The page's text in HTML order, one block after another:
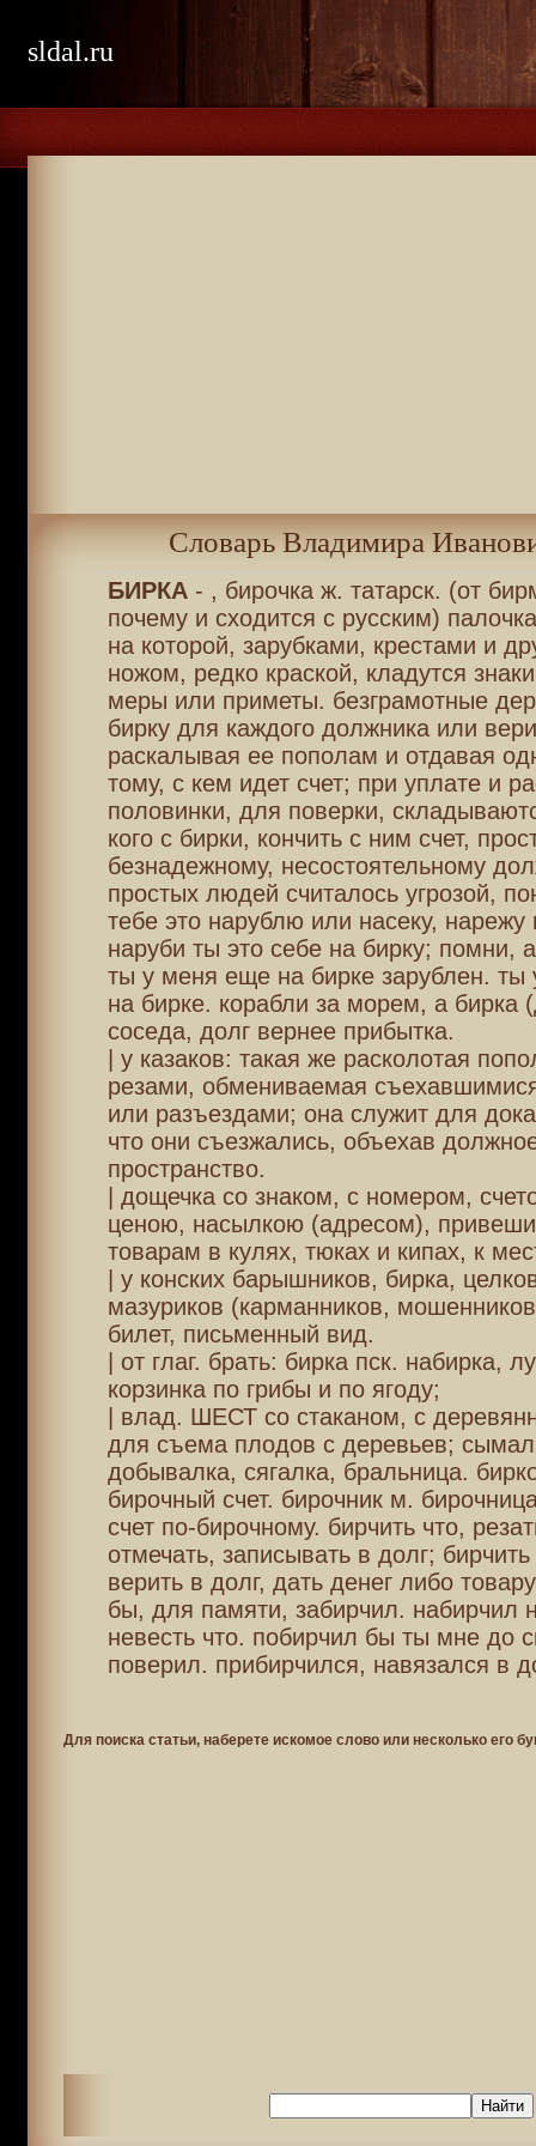
sldal.ru
Словарь Владимира
БИРКА- , бирочка ж. татарск. (от
почему и сходится с русским)
на которой, зарубками, крестами и
ножом, редко краской, кладутся
меры или приметы. безграмотные
бирку для каждого должника или
раскалывая ее пополам и отдавая
тому, с кем идет счет; при уплате и
половинки, для поверки,
кого с бирки, кончить с ним счет,
безнадежному, несостоятельному
простых людей считалось угрозой,
тебе это нарублю или насеку, нарежу
наруби ты это себе на бирку; помни,
ты у меня еще на бирке зарублен. ты
на бирке. корабли за морем, а бирка
соседа, долг вернее прибытка.
| у казаков: такая же расколотая
резами, обмениваемая
или разъездами; она служит для
что они съезжались, объехав
пространство.
| дощечка со знаком, с номером,
ценою, насылкою (адресом),
товарам в кулях, тюках и кипах, к
| у конских барышников, бирка,
мазуриков (карманников,
билет, письменный вид.
| от глаг. брать: бирка пск. набирка,
корзинка по грибы и по ягоду;
| влад. ШЕСТ со стаканом, с
для съема плодов с деревьев;
добывалка, сягалка, бральница.
бирочный счет. бирочник м.
счет по-бирочному. бирчить что,
отмечать, записывать в долг;
верить в долг, дать денег либо
бы, для памяти, забирчил. набирчил
невесть что. побирчил бы ты мне до
поверил. прибирчился, навязался в
Для поиска статьи, наберете искомое слово или несколько его